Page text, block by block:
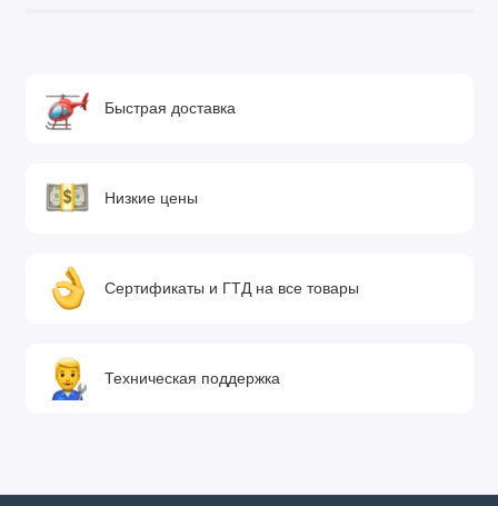
Быстрая доставка
Низкие цены
Сертификаты и ГТД на все товары
Техническая поддержка